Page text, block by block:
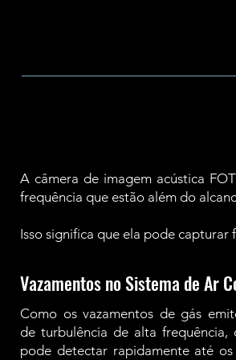
A câmera de imagem acústica
frequência que estão além do
Isso significa que ela pode capturar
Vazamentos no Sistema de Ar
Como os vazamentos de gás
de turbulência de alta frequência,
pode detectar rapidamente até os